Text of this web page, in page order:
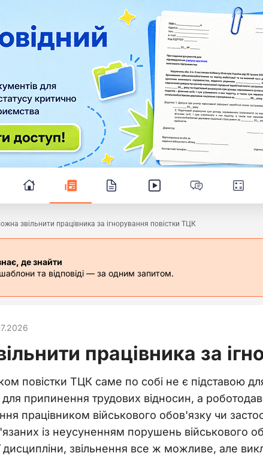
звільнити працівника за ігнорування повістки ТЦК
де знайти
та відповіді — за одним запитом.
працівника за
повістки ТЦК саме по собі не є підставою
для припинення трудових відносин, а
працівником військового обов'язку чи
із неусуненням порушень військового
звільнення все ж можливе, але